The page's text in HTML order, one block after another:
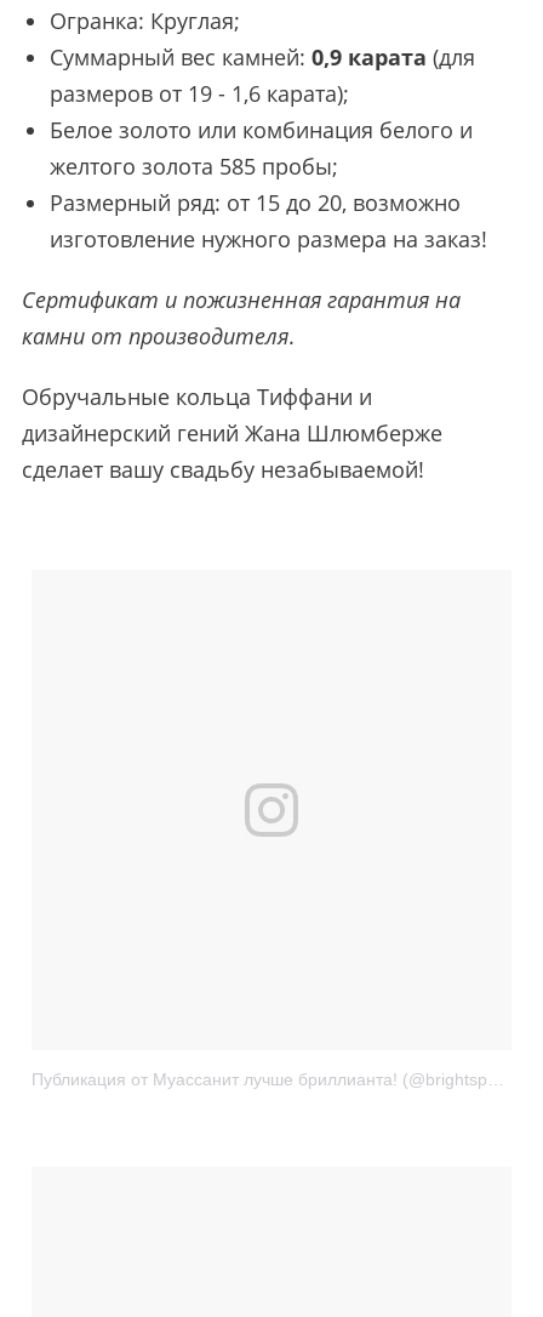
Огранка: Круглая;
Суммарный вес камней: 0,9 карата (для
размеров от 19 - 1,6 карата);
Белое золото или комбинация белого и
желтого золота 585 пробы;
Размерный ряд: от 15 до 20, возможно
изготовление нужного размера на заказ!
Сертификат и пожизненная гарантия на
камни от производителя.
Обручальные кольца Тиффани и
дизайнерский гений Жана Шлюмберже
сделает вашу свадьбу незабываемой!